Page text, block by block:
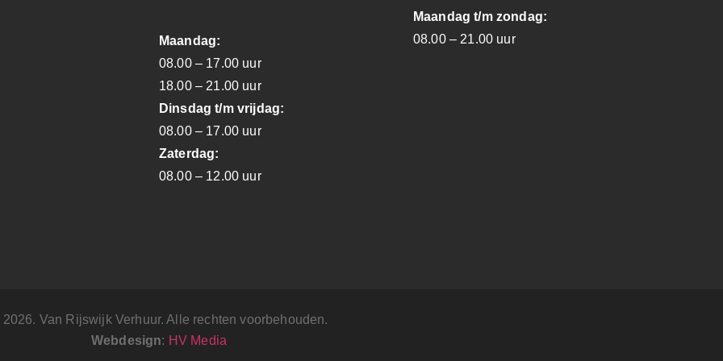
Maandag:
08.00 – 17.00 uur
18.00 – 21.00 uur
Dinsdag t/m vrijdag:
08.00 – 17.00 uur
Zaterdag:
08.00 – 12.00 uur
Maandag t/m zondag:
08.00 – 21.00 uur
Van Rijswijk Verhuur. Alle rechten voorbehouden.
Webdesign: HV Media